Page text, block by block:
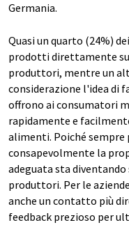
Germania.
Quasi un quarto (24%)
prodotti direttamente
produttori, mentre un
considerazione l'idea di
offrono ai consumatori
rapidamente e
alimenti. Poiché sempre
consapevolmente la
adeguata sta
produttori. Per le
anche un contatto più
feedback prezioso per